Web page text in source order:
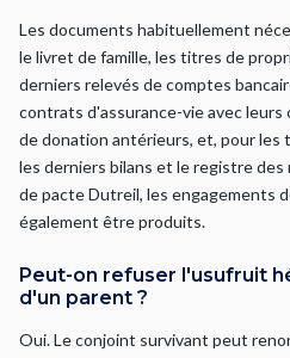
Les documents habituellement
le livret de famille, les titres de
derniers relevés de comptes
contrats d'assurance-vie avec leurs
de donation antérieurs, et, pour
les derniers bilans et le registre
de pacte Dutreil, les engagements
également être produits.
Peut-on refuser l'usufruit
d'un parent ?
Oui. Le conjoint survivant peut